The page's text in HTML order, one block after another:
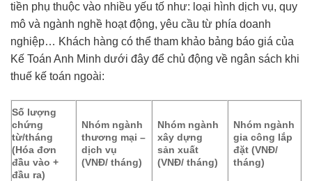
tiền phụ thuộc vào nhiều yếu tố như: loại hình dịch vụ, quy
mô và ngành nghề hoạt động, yêu cầu từ phía doanh
nghiệp… Khách hàng có thể tham khảo bảng báo giá của
Kế Toán Anh Minh dưới đây để chủ động về ngân sách khi
thuế kế toán ngoài:
Số lượng
chứng
từ/tháng
(Hóa đơn
đầu vào +
đầu ra)
Nhóm ngành
thương mại –
dịch vụ
(VNĐ/ tháng)
Nhóm ngành
xây dựng
sản xuất
(VNĐ/ tháng)
Nhóm ngành
gia công lắp
đặt (VNĐ/
tháng)